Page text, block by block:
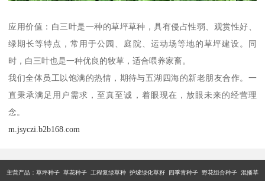
应用价值：白三叶是一种的草坪草种，具有侵占性弱、观赏性好、
绿期长等特点，常用于公园、庭院、运动场等地的草坪建设。同
时，白三叶也是一种优良的牧草，适合喂养家畜。
我们全体员工以饱满的热情，期待与五湖四海的新老朋友合作。一
直秉承满足用户需求，至真至诚，着眼现在，放眼未来的经营理
念。
m.jsyczi.b2b168.com
主营产品： 草坪种子 草花种子 工程复绿草种 护坡绿化草籽 四季青种子 野花组合种子 混播草